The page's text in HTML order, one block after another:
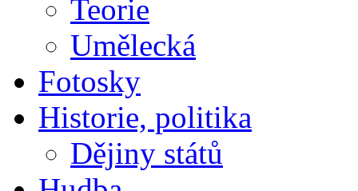
Teorie
Umělecká
Fotosky
Historie, politika
Dějiny států